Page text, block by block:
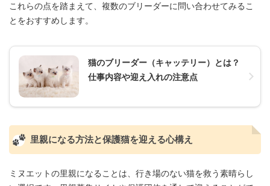
これらの点を踏まえて、複数のブリーダーに問い合わせてみるこ
とをおすすめします。
猫のブリーダー（キャッテリー）とは？
仕事内容や迎え入れの注意点
里親になる方法と保護猫を迎える心構え
ミヌエットの里親になることは、行き場のない猫を救う素晴らし